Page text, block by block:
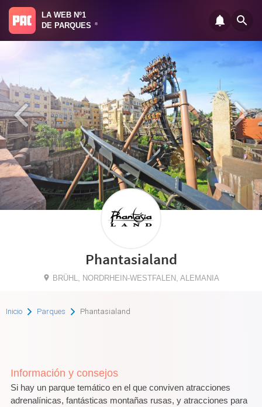
LA WEB Nº1
DE PARQUES
®
Phantasialand
BRÜHL, NORDRHEIN-WESTFALEN, ALEMANIA
Inicio Parques Phantasialand
Información y consejos
Si hay un parque temático en el que conviven atracciones
adrenalínicas, fantásticas montañas rusas, y atracciones para